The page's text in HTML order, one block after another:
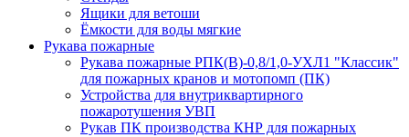
Ящики для ветоши
Ёмкости для воды мягкие
Рукава пожарные
Рукава пожарные РПК(В)-0,8/1,0-УХЛ1 "Классик"
для пожарных кранов и мотопомп (ПК)
Устройства для внутриквартирного
пожаротушения УВП
Рукав ПК производства КНР для пожарных